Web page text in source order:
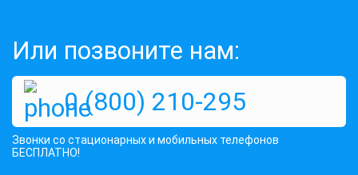
Или позвоните нам:
0 (800) 210-295
Звонки со стационарных и мобильных телефонов
БЕСПЛАТНО!